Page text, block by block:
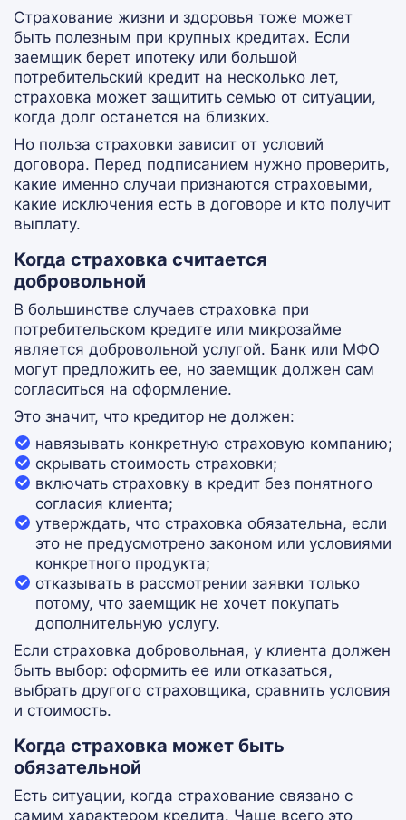
Страхование жизни и здоровья тоже может
быть полезным при крупных кредитах. Если
заемщик берет ипотеку или большой
потребительский кредит на несколько лет,
страховка может защитить семью от ситуации,
когда долг останется на близких.
Но польза страховки зависит от условий
договора. Перед подписанием нужно проверить,
какие именно случаи признаются страховыми,
какие исключения есть в договоре и кто получит
выплату.
Когда страховка считается
добровольной
В большинстве случаев страховка при
потребительском кредите или микрозайме
является добровольной услугой. Банк или МФО
могут предложить ее, но заемщик должен сам
согласиться на оформление.
Это значит, что кредитор не должен:
навязывать конкретную страховую компанию;
скрывать стоимость страховки;
включать страховку в кредит без понятного
согласия клиента;
утверждать, что страховка обязательна, если
это не предусмотрено законом или условиями
конкретного продукта;
отказывать в рассмотрении заявки только
потому, что заемщик не хочет покупать
дополнительную услугу.
Если страховка добровольная, у клиента должен
быть выбор: оформить ее или отказаться,
выбрать другого страховщика, сравнить условия
и стоимость.
Когда страховка может быть
обязательной
Есть ситуации, когда страхование связано с
самим характером кредита. Чаще всего это